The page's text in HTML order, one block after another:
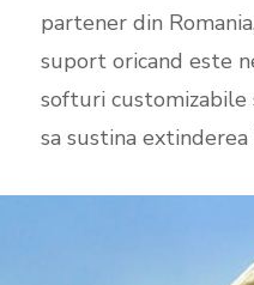
partener din
suport oricand este
softuri customizabile
sa sustina